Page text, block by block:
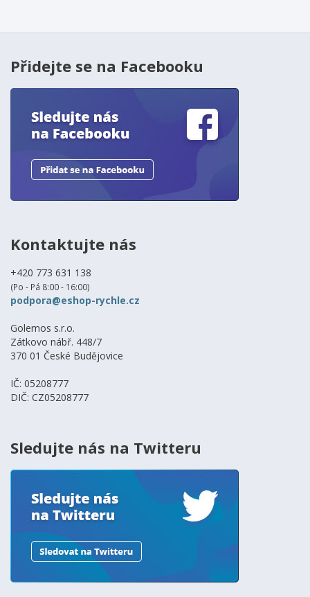
Přidejte se na Facebooku
Kontaktujte nás
+420 773 631 138
(Po - Pá 8:00 - 16:00)
podpora@eshop-rychle.cz
Golemos s.r.o.
Zátkovo nábř. 448/7
370 01 České Budějovice
IČ: 05208777
DIČ: CZ05208777
Sledujte nás na Twitteru